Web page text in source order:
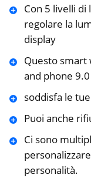
Con 5 livelli di
regolare la
display
Questo smart
and phone
soddisfa le
Puoi anche
Ci sono
personalità.